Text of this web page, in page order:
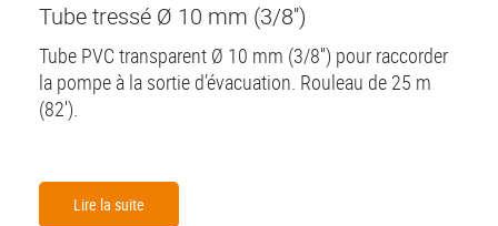
Tube tressé Ø 10 mm (3/8'')
Tube PVC transparent Ø 10 mm (3/8'') pour raccorder
la pompe à la sortie d’évacuation. Rouleau de 25 m
(82').
Lire la suite